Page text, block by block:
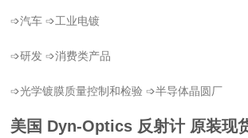
➩汽车 ➩工业电镀
➩研发 ➩消费类产品
➩光学镀膜质量控制和检验 ➩半导体晶圆厂
美国 Dyn-Optics 反射计 原装现